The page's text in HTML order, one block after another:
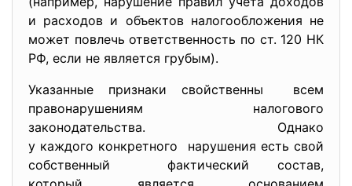
и расходов и объектов налогообложения не
может повлечь ответственность по ст. 120 НК
РФ, если не является грубым).
Указанные признаки свойственны всем
правонарушениям налогового
законодательства. Однако
у каждого конкретного нарушения есть свой
собственный фактический состав,